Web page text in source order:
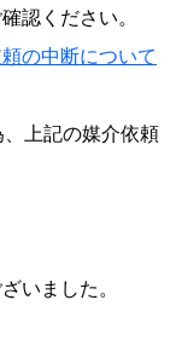
認ください。
の中断について
上記の媒介依頼
いました。